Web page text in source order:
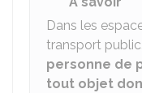
Dans les
transport
personne de
tout objet